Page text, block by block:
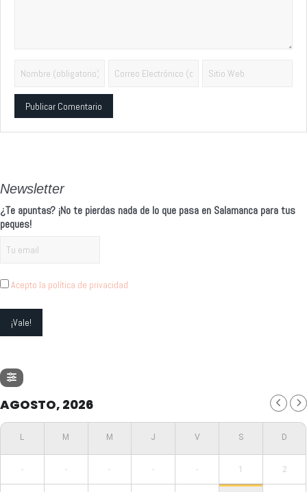
Newsletter
¿Te apuntas? ¡No te pierdas nada de lo que pasa en Salamanca para tus
peques!
Acepto la política de privacidad
AGOSTO, 2026
- - - - - 1 2